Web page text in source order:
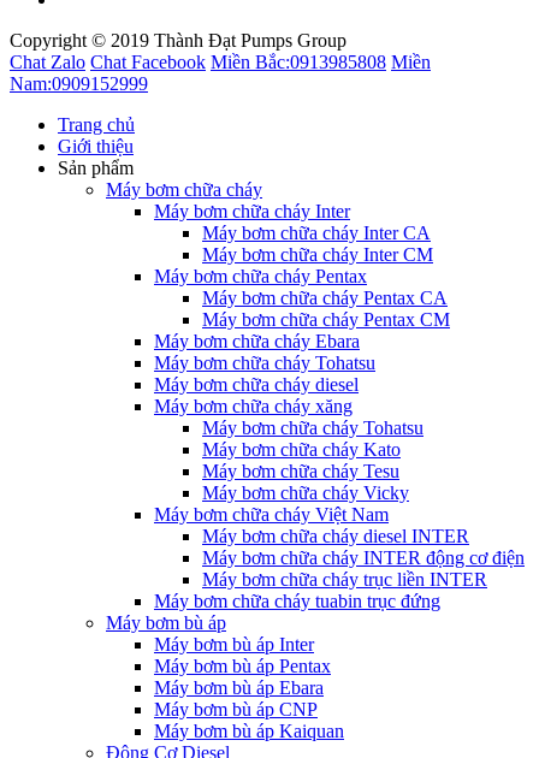
Copyright © 2019 Thành Đạt Pumps Group
Chat Zalo Chat Facebook Miền Bắc:0913985808 Miền
Nam:0909152999
Trang chủ
Giới thiệu
Sản phẩm
Máy bơm chữa cháy
Máy bơm chữa cháy Inter
Máy bơm chữa cháy Inter CA
Máy bơm chữa cháy Inter CM
Máy bơm chữa cháy Pentax
Máy bơm chữa cháy Pentax CA
Máy bơm chữa cháy Pentax CM
Máy bơm chữa cháy Ebara
Máy bơm chữa cháy Tohatsu
Máy bơm chữa cháy diesel
Máy bơm chữa cháy xăng
Máy bơm chữa cháy Tohatsu
Máy bơm chữa cháy Kato
Máy bơm chữa cháy Tesu
Máy bơm chữa cháy Vicky
Máy bơm chữa cháy Việt Nam
Máy bơm chữa cháy diesel INTER
Máy bơm chữa cháy INTER động cơ điện
Máy bơm chữa cháy trục liền INTER
Máy bơm chữa cháy tuabin trục đứng
Máy bơm bù áp
Máy bơm bù áp Inter
Máy bơm bù áp Pentax
Máy bơm bù áp Ebara
Máy bơm bù áp CNP
Máy bơm bù áp Kaiquan
Động Cơ Diesel